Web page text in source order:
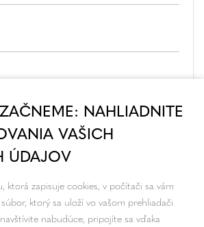
NAHLIADNITE
VAŠICH
ÚDAJOV
ktorá zapisuje cookies, v počítači sa vám
ktorý sa uloží vo vašom prehliadači.
nabudúce, pripojíte sa vďaka